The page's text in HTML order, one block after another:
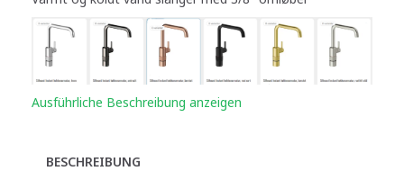
Ausführliche Beschreibung anzeigen
BESCHREIBUNG